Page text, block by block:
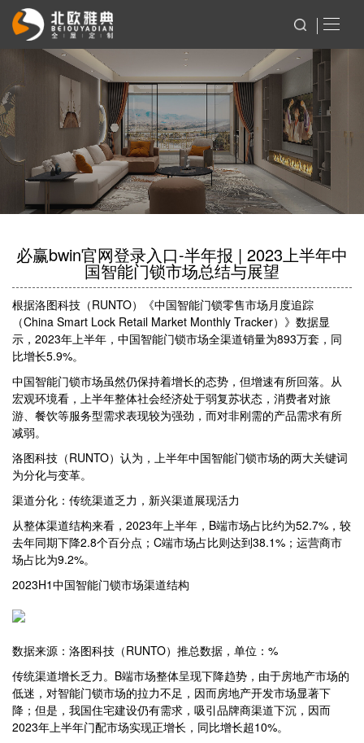
必赢bwin官网登录入口-半年报 | 2023上半年中
国智能门锁市场总结与展望
根据洛图科技（RUNTO）《中国智能门锁零售市场月度追踪
（China Smart Lock Retail Market Monthly Tracker）》数据显
示，2023年上半年，中国智能门锁市场全渠道销量为893万套，同
比增长5.9%。
中国智能门锁市场虽然仍保持着增长的态势，但增速有所回落。从
宏观环境看，上半年整体社会经济处于弱复苏状态，消费者对旅
游、餐饮等服务型需求表现较为强劲，而对非刚需的产品需求有所
减弱。
洛图科技（RUNTO）认为，上半年中国智能门锁市场的两大关键词
为分化与变革。
渠道分化：传统渠道乏力，新兴渠道展现活力
从整体渠道结构来看，2023年上半年，B端市场占比约为52.7%，较
去年同期下降2.8个百分点；C端市场占比则达到38.1%；运营商市
场占比为9.2%。
2023H1中国智能门锁市场渠道结构
数据来源：洛图科技（RUNTO）推总数据，单位：%
传统渠道增长乏力。B端市场整体呈现下降趋势，由于房地产市场的
低迷，对智能门锁市场的拉力不足，因而房地产开发市场显著下
降；但是，我国住宅建设仍有需求，吸引品牌商渠道下沉，因而
2023年上半年门配市场实现正增长，同比增长超10%。